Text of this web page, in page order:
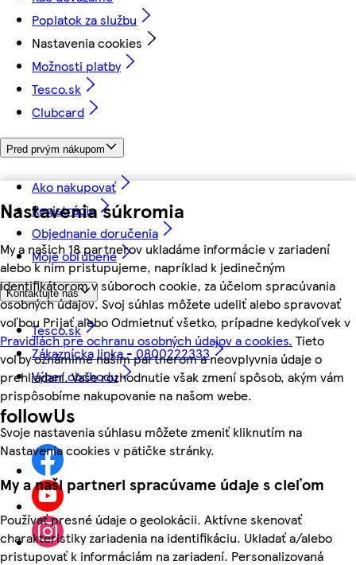
Nastavenia súkromia
My a našich 18 partnerov ukladáme informácie v zariadení
alebo k nim pristupujeme, napríklad k jedinečným
identifikátorom v súboroch cookie, za účelom spracúvania
osobných údajov. Svoj súhlas môžete udeliť alebo spravovať
voľbou Prijať alebo Odmietnuť všetko, prípadne kedykoľvek v
Pravidlách pre ochranu osobných údajov a cookies. Tieto
voľby oznámime našim partnerom a neovplyvnia údaje o
prehliadaní. Vaše rozhodnutie však zmení spôsob, akým vám
prispôsobíme nakupovanie na našom webe.
Svoje nastavenia súhlasu môžete zmeniť kliknutím na
Nastavenia cookies v pätičke stránky.
My a naši partneri spracúvame údaje s cieľom
Používať presné údaje o geolokácii. Aktívne skenovať
charakteristiky zariadenia na identifikáciu. Ukladať a/alebo
pristupovať k informáciám na zariadení. Personalizovaná
Poplatok za službu
Nastavenia cookies
Možnosti platby
Tesco.sk
Clubcard
Pred prvým nákupom
Ako nakupovať
Registrácia
Objednanie doručenia
Moje obľúbené
Kontaktujte nás
Tesco.sk
Zákaznícka linka - 0800222333
Výber obchodu
followUs